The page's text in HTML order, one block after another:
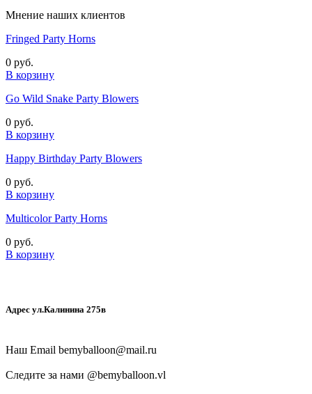
Мнение наших клиентов
Fringed Party Horns
0 руб.
В корзину
Go Wild Snake Party Blowers
0 руб.
В корзину
Happy Birthday Party Blowers
0 руб.
В корзину
Multicolor Party Horns
0 руб.
В корзину
Адрес ул.Калинина 275в
Наш Email bemyballoon@mail.ru
Следите за нами @bemyballoon.vl